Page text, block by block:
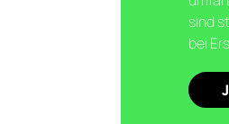
sind
bei